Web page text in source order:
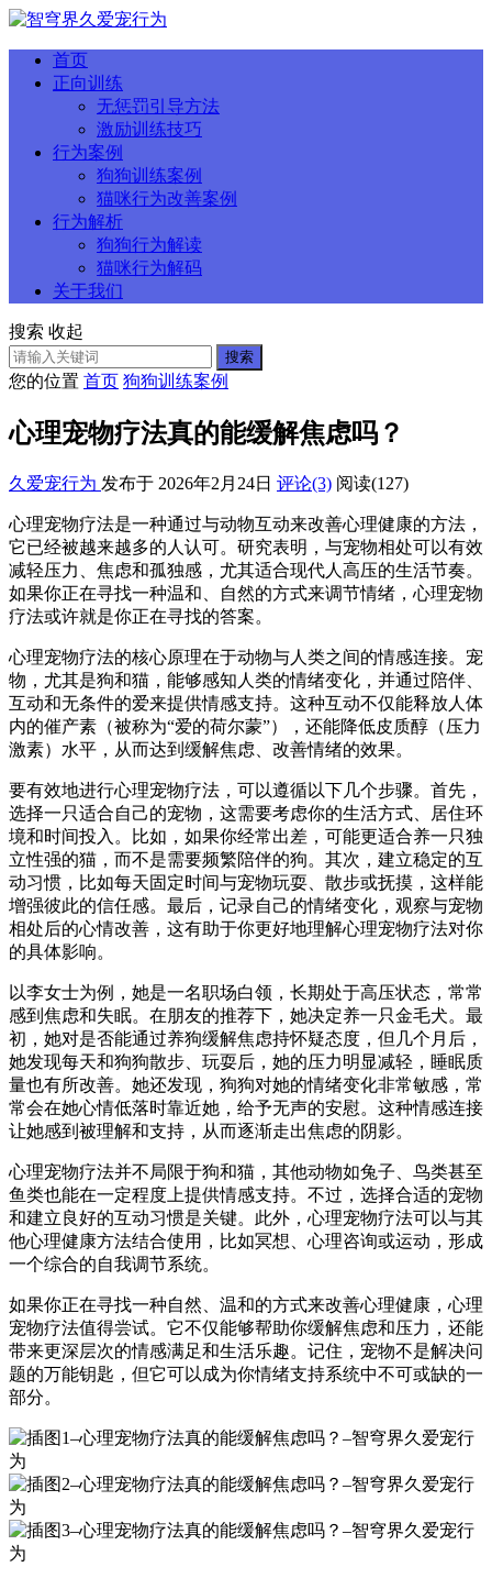
首页
正向训练
无惩罚引导方法
激励训练技巧
行为案例
狗狗训练案例
猫咪行为改善案例
行为解析
狗狗行为解读
猫咪行为解码
关于我们
搜索 收起
搜索
您的位置 首页 狗狗训练案例
心理宠物疗法真的能缓解焦虑吗？
久爱宠行为 发布于 2026年2月24日 评论(3) 阅读(127)
心理宠物疗法是一种通过与动物互动来改善心理健康的方法，
它已经被越来越多的人认可。研究表明，与宠物相处可以有效
减轻压力、焦虑和孤独感，尤其适合现代人高压的生活节奏。
如果你正在寻找一种温和、自然的方式来调节情绪，心理宠物
疗法或许就是你正在寻找的答案。
心理宠物疗法的核心原理在于动物与人类之间的情感连接。宠
物，尤其是狗和猫，能够感知人类的情绪变化，并通过陪伴、
互动和无条件的爱来提供情感支持。这种互动不仅能释放人体
内的催产素（被称为“爱的荷尔蒙”），还能降低皮质醇（压力
激素）水平，从而达到缓解焦虑、改善情绪的效果。
要有效地进行心理宠物疗法，可以遵循以下几个步骤。首先，
选择一只适合自己的宠物，这需要考虑你的生活方式、居住环
境和时间投入。比如，如果你经常出差，可能更适合养一只独
立性强的猫，而不是需要频繁陪伴的狗。其次，建立稳定的互
动习惯，比如每天固定时间与宠物玩耍、散步或抚摸，这样能
增强彼此的信任感。最后，记录自己的情绪变化，观察与宠物
相处后的心情改善，这有助于你更好地理解心理宠物疗法对你
的具体影响。
以李女士为例，她是一名职场白领，长期处于高压状态，常常
感到焦虑和失眠。在朋友的推荐下，她决定养一只金毛犬。最
初，她对是否能通过养狗缓解焦虑持怀疑态度，但几个月后，
她发现每天和狗狗散步、玩耍后，她的压力明显减轻，睡眠质
量也有所改善。她还发现，狗狗对她的情绪变化非常敏感，常
常会在她心情低落时靠近她，给予无声的安慰。这种情感连接
让她感到被理解和支持，从而逐渐走出焦虑的阴影。
心理宠物疗法并不局限于狗和猫，其他动物如兔子、鸟类甚至
鱼类也能在一定程度上提供情感支持。不过，选择合适的宠物
和建立良好的互动习惯是关键。此外，心理宠物疗法可以与其
他心理健康方法结合使用，比如冥想、心理咨询或运动，形成
一个综合的自我调节系统。
如果你正在寻找一种自然、温和的方式来改善心理健康，心理
宠物疗法值得尝试。它不仅能够帮助你缓解焦虑和压力，还能
带来更深层次的情感满足和生活乐趣。记住，宠物不是解决问
题的万能钥匙，但它可以成为你情绪支持系统中不可或缺的一
部分。